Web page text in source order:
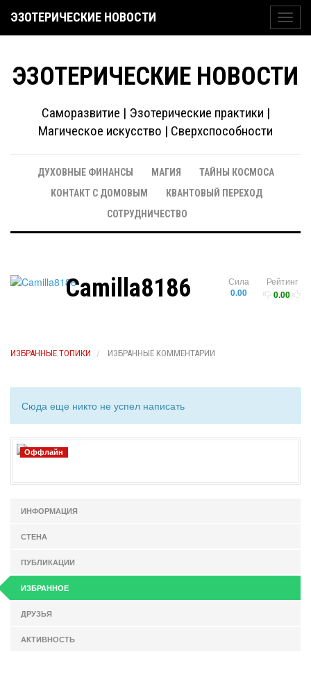
ЭЗОТЕРИЧЕСКИЕ НОВОСТИ
ЭЗОТЕРИЧЕСКИЕ НОВОСТИ
Саморазвитие | Эзотерические практики |
Магическое искусство | Сверхспособности
ДУХОВНЫЕ ФИНАНСЫ МАГИЯ
ТАЙНЫ КОСМОСА
КОНТАКТ С ДОМОВЫМ
КВАНТОВЫЙ ПЕРЕХОД
СОТРУДНИЧЕСТВО
Рейтинг
0.00
Сила
0.00
Camilla8186
ИЗБРАННЫЕ ТОПИКИ ИЗБРАННЫЕ КОММЕНТАРИИ
Сюда еще никто не успел написать
Оффлайн
ИНФОРМАЦИЯ
СТЕНА
ПУБЛИКАЦИИ
ИЗБРАННОЕ
ДРУЗЬЯ
АКТИВНОСТЬ